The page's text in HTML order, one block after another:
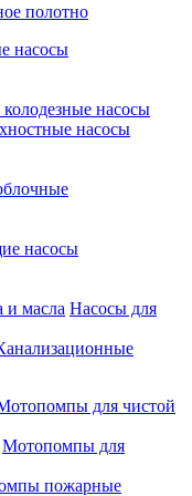
полотно
насосы
насосы
насосы
насосы
Насосы для
для чистой
Мотопомпы для
пожарные